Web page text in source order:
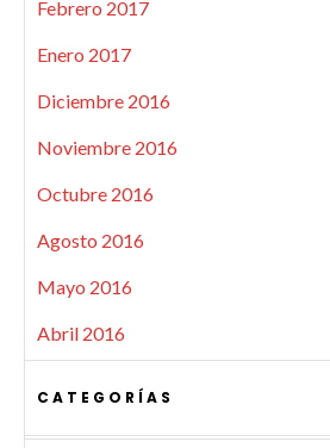
Febrero 2017
Enero 2017
Diciembre 2016
Noviembre 2016
Octubre 2016
Agosto 2016
Mayo 2016
Abril 2016
CATEGORÍAS